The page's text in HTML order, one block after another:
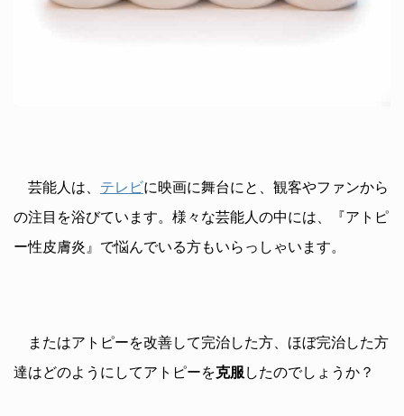
芸能人は、 テレビに映画に舞台にと、観客やファンから
の注目を浴びています。様々な芸能人の中には、『アトピ
ー性皮膚炎』で悩んでいる方もいらっしゃいます。
またはアトピーを改善して完治した方、ほぼ完治した方
達はどのようにしてアトピーを克服 したのでしょうか？